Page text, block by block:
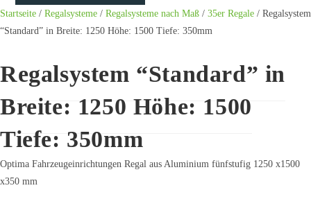
Breite:
1250
Tiefe:
350mm
Menge
Startseite / Regalsysteme / Regalsysteme nach Maß / 35er Regale / Regalsystem
“Standard” in Breite: 1250 Höhe: 1500 Tiefe: 350mm
Regalsystem “Standard” in
Breite: 1250 Höhe: 1500
Tiefe: 350mm
Optima Fahrzeugeinrichtungen Regal aus Aluminium fünfstufig 1250 x1500
x350 mm